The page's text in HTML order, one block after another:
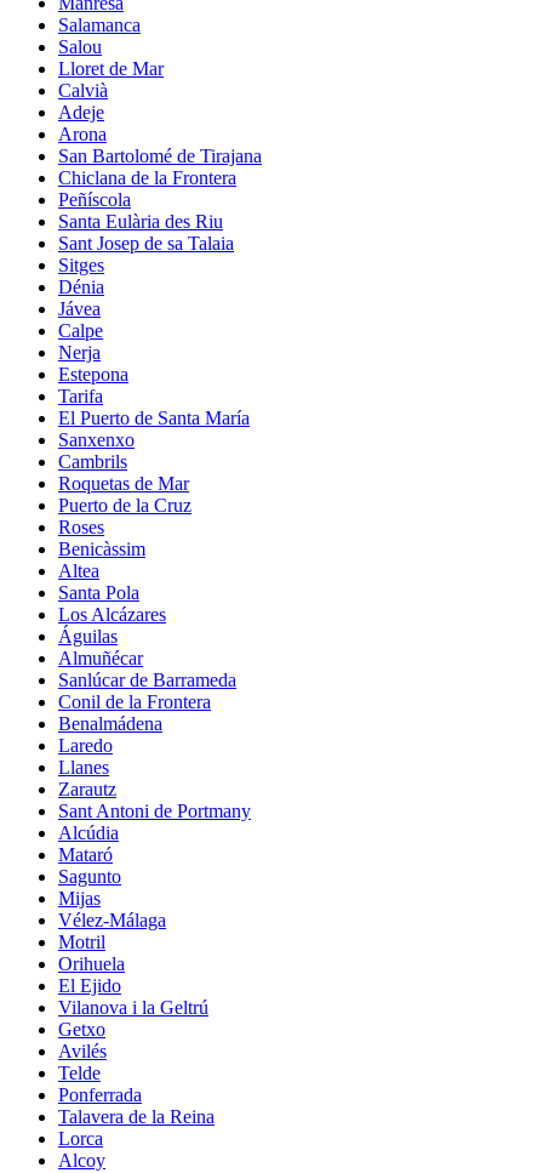
Salamanca
Salou
Lloret de Mar
Calvià
Adeje
Arona
San Bartolomé de Tirajana
Chiclana de la Frontera
Peñíscola
Santa Eulària des Riu
Sant Josep de sa Talaia
Sitges
Dénia
Jávea
Calpe
Nerja
Estepona
Tarifa
El Puerto de Santa María
Sanxenxo
Cambrils
Roquetas de Mar
Puerto de la Cruz
Roses
Benicàssim
Altea
Santa Pola
Los Alcázares
Águilas
Almuñécar
Sanlúcar de Barrameda
Conil de la Frontera
Benalmádena
Laredo
Llanes
Zarautz
Sant Antoni de Portmany
Alcúdia
Mataró
Sagunto
Mijas
Vélez-Málaga
Motril
Orihuela
El Ejido
Vilanova i la Geltrú
Getxo
Avilés
Telde
Ponferrada
Talavera de la Reina
Lorca
Alcoy